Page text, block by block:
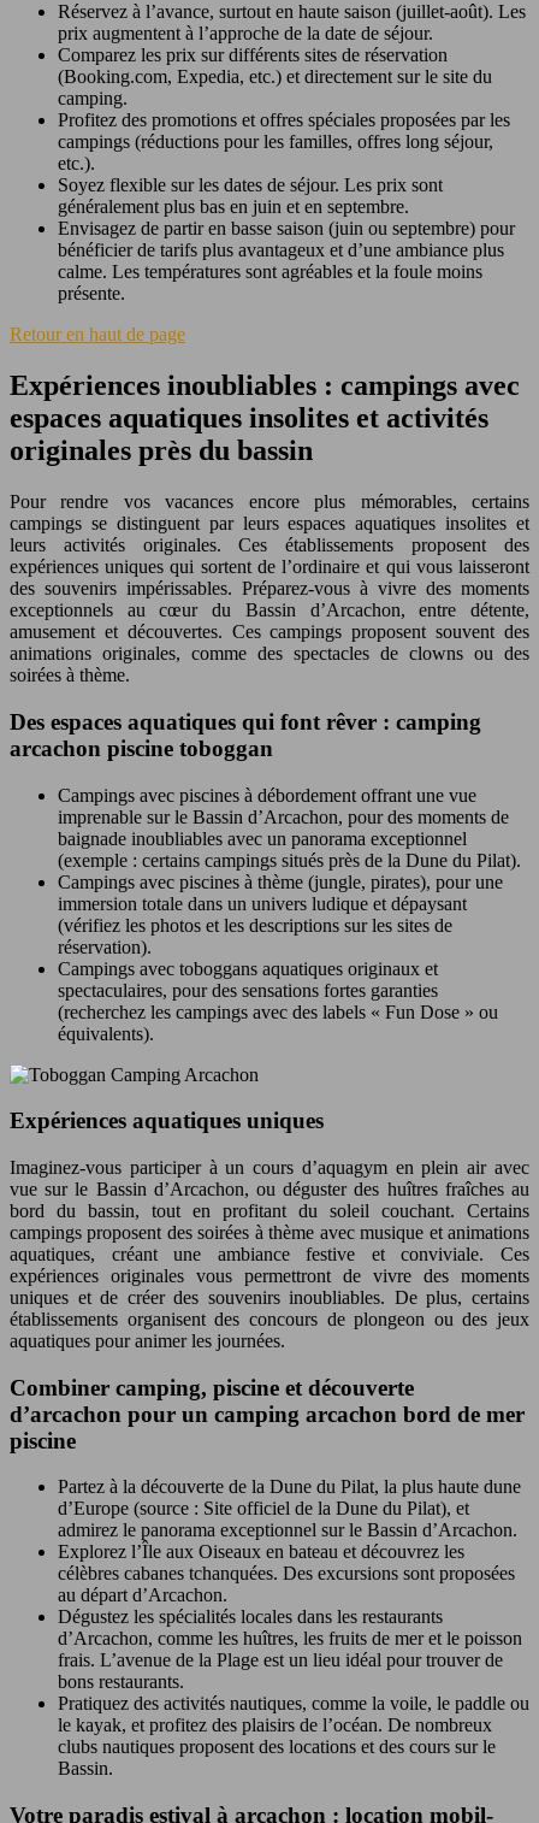
Réservez à l’avance, surtout en haute saison (juillet-août). Les
prix augmentent à l’approche de la date de séjour.
Comparez les prix sur différents sites de réservation
(Booking.com, Expedia, etc.) et directement sur le site du
camping.
Profitez des promotions et offres spéciales proposées par les
campings (réductions pour les familles, offres long séjour,
etc.).
Soyez flexible sur les dates de séjour. Les prix sont
généralement plus bas en juin et en septembre.
Envisagez de partir en basse saison (juin ou septembre) pour
bénéficier de tarifs plus avantageux et d’une ambiance plus
calme. Les températures sont agréables et la foule moins
présente.
Retour en haut de page
Expériences inoubliables : campings avec
espaces aquatiques insolites et activités
originales près du bassin
Pour rendre vos vacances encore plus mémorables, certains
campings se distinguent par leurs espaces aquatiques insolites et
leurs activités originales. Ces établissements proposent des
expériences uniques qui sortent de l’ordinaire et qui vous laisseront
des souvenirs impérissables. Préparez-vous à vivre des moments
exceptionnels au cœur du Bassin d’Arcachon, entre détente,
amusement et découvertes. Ces campings proposent souvent des
animations originales, comme des spectacles de clowns ou des
soirées à thème.
Des espaces aquatiques qui font rêver : camping
arcachon piscine toboggan
Campings avec piscines à débordement offrant une vue
imprenable sur le Bassin d’Arcachon, pour des moments de
baignade inoubliables avec un panorama exceptionnel
(exemple : certains campings situés près de la Dune du Pilat).
Campings avec piscines à thème (jungle, pirates), pour une
immersion totale dans un univers ludique et dépaysant
(vérifiez les photos et les descriptions sur les sites de
réservation).
Campings avec toboggans aquatiques originaux et
spectaculaires, pour des sensations fortes garanties
(recherchez les campings avec des labels « Fun Dose » ou
équivalents).
Expériences aquatiques uniques
Imaginez-vous participer à un cours d’aquagym en plein air avec
vue sur le Bassin d’Arcachon, ou déguster des huîtres fraîches au
bord du bassin, tout en profitant du soleil couchant. Certains
campings proposent des soirées à thème avec musique et animations
aquatiques, créant une ambiance festive et conviviale. Ces
expériences originales vous permettront de vivre des moments
uniques et de créer des souvenirs inoubliables. De plus, certains
établissements organisent des concours de plongeon ou des jeux
aquatiques pour animer les journées.
Combiner camping, piscine et découverte
d’arcachon pour un camping arcachon bord de mer
piscine
Partez à la découverte de la Dune du Pilat, la plus haute dune
d’Europe (source : Site officiel de la Dune du Pilat), et
admirez le panorama exceptionnel sur le Bassin d’Arcachon.
Explorez l’Île aux Oiseaux en bateau et découvrez les
célèbres cabanes tchanquées. Des excursions sont proposées
au départ d’Arcachon.
Dégustez les spécialités locales dans les restaurants
d’Arcachon, comme les huîtres, les fruits de mer et le poisson
frais. L’avenue de la Plage est un lieu idéal pour trouver de
bons restaurants.
Pratiquez des activités nautiques, comme la voile, le paddle ou
le kayak, et profitez des plaisirs de l’océan. De nombreux
clubs nautiques proposent des locations et des cours sur le
Bassin.
Votre paradis estival à arcachon : location mobil-